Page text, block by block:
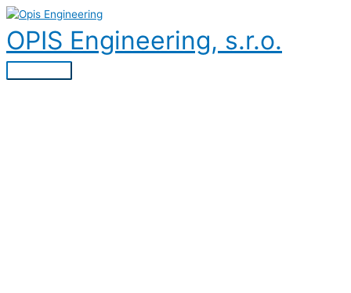
Preskočiť
na
obsah
OPIS Engineering, s.r.o.
Hlavné